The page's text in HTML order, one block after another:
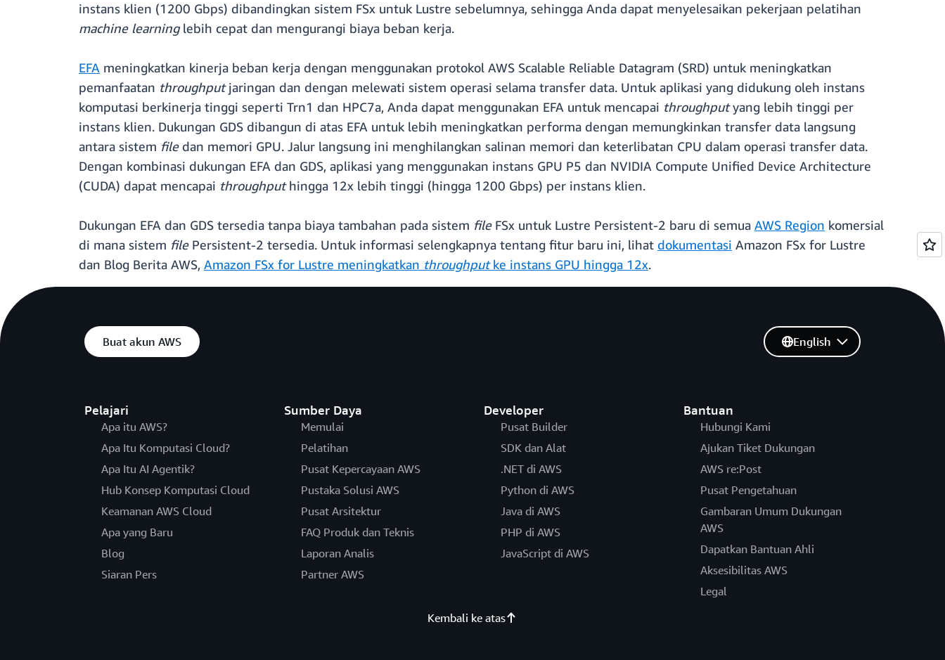
instans klien (1200 Gbps) dibandingkan sistem FSx untuk Lustre sebelumnya, sehingga Anda dapat menyelesaikan pekerjaan pelatihan
machine learninglebih cepat dan mengurangi biaya beban kerja.
EFA meningkatkan kinerja beban kerja dengan menggunakan protokol AWS Scalable Reliable Datagram (SRD) untuk meningkatkan
pemanfaatan throughputjaringan dan dengan melewati sistem operasi selama transfer data. Untuk aplikasi yang didukung oleh instans
komputasi berkinerja tinggi seperti Trn1 dan HPC7a, Anda dapat menggunakan EFA untuk mencapai throughputyang lebih tinggi per
instans klien. Dukungan GDS dibangun di atas EFA untuk lebih meningkatkan performa dengan memungkinkan transfer data langsung
antara sistem filedan memori GPU. Jalur langsung ini menghilangkan salinan memori dan keterlibatan CPU dalam operasi transfer data.
Dengan kombinasi dukungan EFA dan GDS, aplikasi yang menggunakan instans GPU P5 dan NVIDIA Compute Unified Device Architecture
(CUDA) dapat mencapai throughputhingga 12x lebih tinggi (hingga 1200 Gbps) per instans klien.
Dukungan EFA dan GDS tersedia tanpa biaya tambahan pada sistem file FSx untuk Lustre Persistent-2 baru di semua AWS Region komersial
di mana sistem file Persistent-2 tersedia. Untuk informasi selengkapnya tentang fitur baru ini, lihat dokumentasi Amazon FSx for Lustre
dan Blog Berita AWS, Amazon FSx for Lustre meningkatkan throughputke instans GPU hingga 12x.
Buat akun AWS
Pelajari
Apa itu AWS?
Apa Itu Komputasi Cloud?
Apa Itu AI Agentik?
Hub Konsep Komputasi Cloud
Keamanan AWS Cloud
Apa yang Baru
Blog
Siaran Pers
Sumber Daya
Memulai
Pelatihan
Pusat Kepercayaan AWS
Pustaka Solusi AWS
Pusat Arsitektur
FAQ Produk dan Teknis
Laporan Analis
Partner AWS
Developer
Pusat Builder
SDK dan Alat
.NET di AWS
Python di AWS
Java di AWS
PHP di AWS
JavaScript di AWS
Bantuan
Hubungi Kami
Ajukan Tiket Dukungan
AWS re:Post
Pusat Pengetahuan
Gambaran Umum Dukungan
AWS
Dapatkan Bantuan Ahli
Aksesibilitas AWS
Legal
English
Kembali ke atas